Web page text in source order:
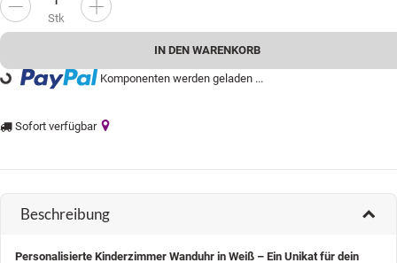
Stk
IN DEN WARENKORB
Komponenten werden geladen ...
Sofort verfügbar
Beschreibung
Personalisierte Kinderzimmer Wanduhr in Weiß – Ein Unikat für dein